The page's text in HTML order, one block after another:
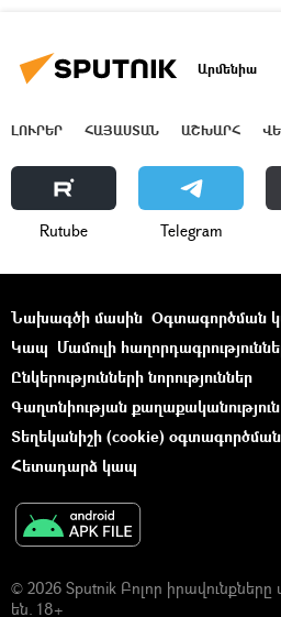
Արմենիա
ԼՈՒՐԵՐ ՀԱՅԱՍՏԱՆ ԱՇԽԱՐՀ
Rutube Telegram
Նախագծի մասին Օգտագործման
Կապ Մամուլի
Ընկերությունների նորություններ
Գաղտնիության քաղաքականություն
Տեղեկանիշի (cookie) օգտագործման
Հետադարձ կապ
© 2026 Sputnik Բոլոր
են. 18+